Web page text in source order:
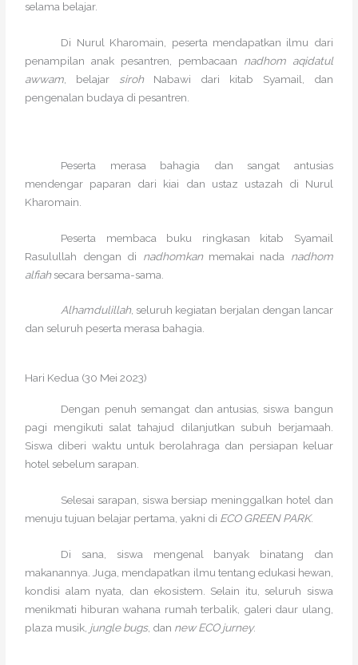
selama belajar.
Di Nurul Kharomain, peserta mendapatkan ilmu dari
penampilan anak pesantren, pembacaan nadhom aqidatul
awwam , belajar sirohNabawi dari kitab Syamail, dan
pengenalan budaya di pesantren.
Peserta merasa bahagia dan sangat antusias
mendengar paparan dari kiai dan ustaz ustazah di Nurul
Kharomain.
Peserta membaca buku ringkasan kitab Syamail
Rasulullah dengan di nadhomkanmemakai nada nadhom
alfiahsecara bersama-sama.
Alhamdulillah, seluruh kegiatan berjalan dengan lancar
dan seluruh peserta merasa bahagia.
Hari Kedua (30 Mei 2023)
Dengan penuh semangat dan antusias, siswa bangun
pagi mengikuti salat tahajud dilanjutkan subuh berjamaah.
Siswa diberi waktu untuk berolahraga dan persiapan keluar
hotel sebelum sarapan.
Selesai sarapan, siswa bersiap meninggalkan hotel dan
menuju tujuan belajar pertama, yakni di ECO GREEN PARK.
Di sana, siswa mengenal banyak binatang dan
makanannya. Juga, mendapatkan ilmu tentang edukasi hewan,
kondisi alam nyata, dan ekosistem. Selain itu, seluruh siswa
menikmati hiburan wahana rumah terbalik, galeri daur ulang,
plaza musik, jungle bugs, dan new ECO jurney.